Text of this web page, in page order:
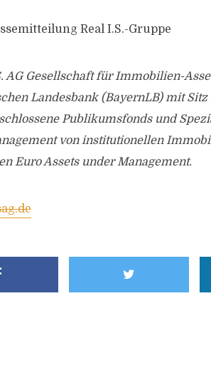
Real I.S.-Gruppe
AG Gesellschaft für Immobilien-
Landesbank (BayernLB) mit
Publikumsfonds und
von institutionellen
Euro Assets under Management.